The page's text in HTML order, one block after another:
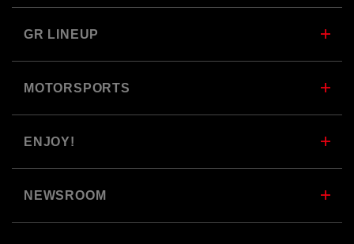
GR LINEUP
MOTORSPORTS
ENJOY!
NEWSROOM